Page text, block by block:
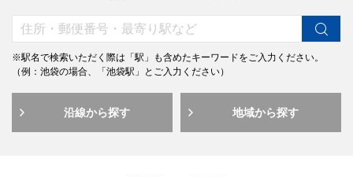
※駅名で検索いただく際は「駅」も含めたキーワードをご入力ください。
（例：池袋の場合、「池袋駅」とご入力ください）
沿線から探す 地域から探す